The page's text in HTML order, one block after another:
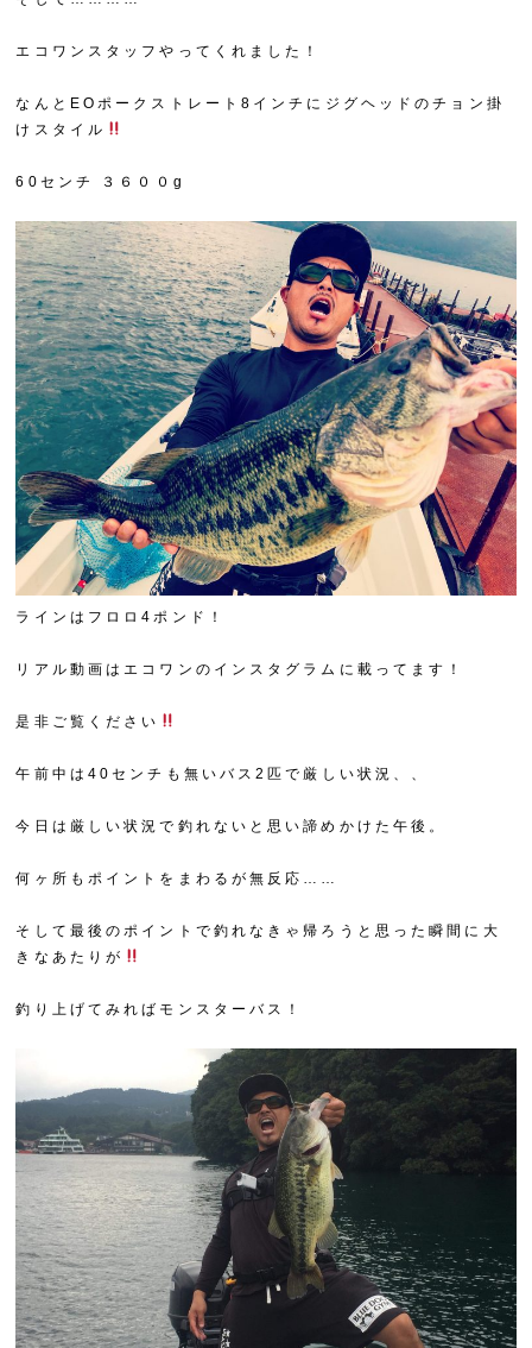
エコワンスタッフやってくれました！
なんとEOポークストレート8インチにジグヘッドのチョン掛
けスタイル
60センチ ３６００g
ラインはフロロ4ポンド！
リアル動画はエコワンのインスタグラムに載ってます！
是非ご覧ください
午前中は40センチも無いバス2匹で厳しい状況、、
今日は厳しい状況で釣れないと思い諦めかけた午後。
何ヶ所もポイントをまわるが無反応……
そして最後のポイントで釣れなきゃ帰ろうと思った瞬間に大
きなあたりが
釣り上げてみればモンスターバス！